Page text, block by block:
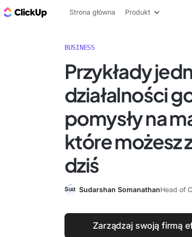
ClickUp Blog
Strona główna Produkt
BUSINESS
Przykłady
działalności
pomysły na
które możesz
dziś
Sudarshan SomanathanHead of
Zarządzaj swoją firmą